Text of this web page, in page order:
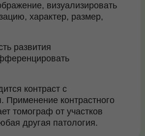
визуализировать
характер, размер,
развития
контраст с
Применение контрастного
томограф от участков
другая патология.